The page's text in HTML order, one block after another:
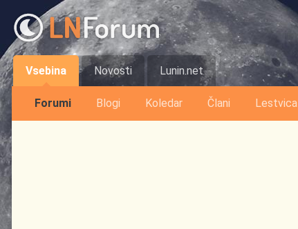
Vsebina
Forumi Blogi Koledar Člani Lestvica
Novosti Lunin.net